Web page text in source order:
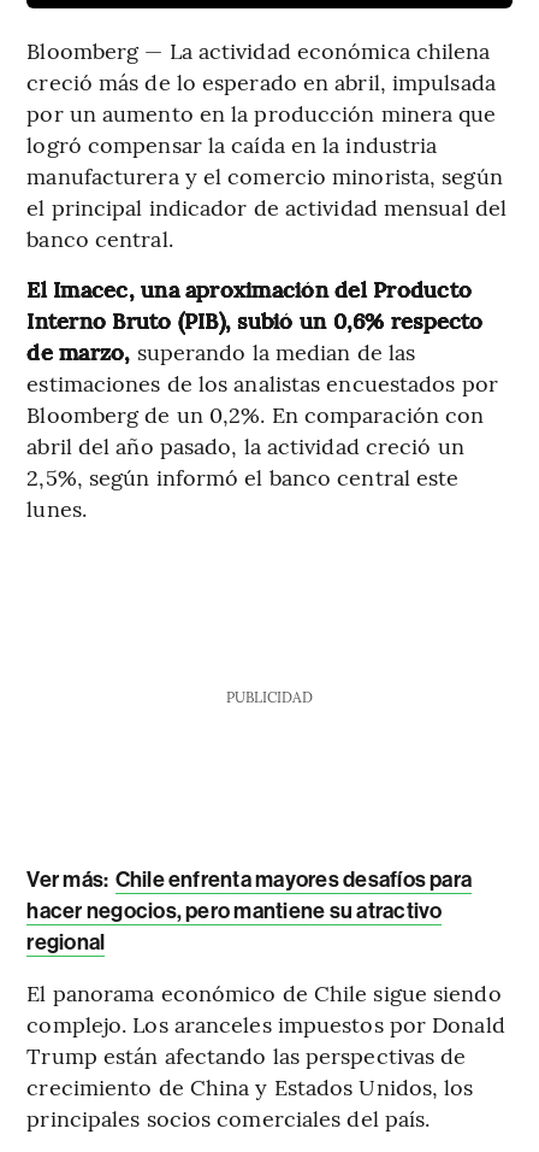
Bloomberg — La actividad económica chilena
creció más de lo esperado en abril, impulsada
por un aumento en la producción minera que
logró compensar la caída en la industria
manufacturera y el comercio minorista, según
el principal indicador de actividad mensual del
banco central.
El Imacec, una aproximación del Producto
Interno Bruto (PIB), subió un 0,6% respecto
de marzo, superando la median de las
estimaciones de los analistas encuestados por
Bloomberg de un 0,2%. En comparación con
abril del año pasado, la actividad creció un
2,5%, según informó el banco central este
lunes.
PUBLICIDAD
Ver más: Chile enfrenta mayores desafíos para
hacer negocios, pero mantiene su atractivo
regional
El panorama económico de Chile sigue siendo
complejo. Los aranceles impuestos por Donald
Trump están afectando las perspectivas de
crecimiento de China y Estados Unidos, los
principales socios comerciales del país.